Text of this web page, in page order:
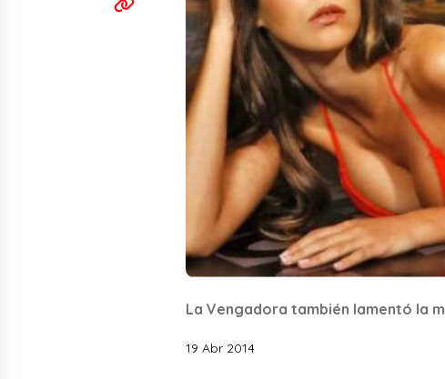
La Vengadora también lamentó la
19 Abr 2014